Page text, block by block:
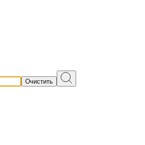
Очистить